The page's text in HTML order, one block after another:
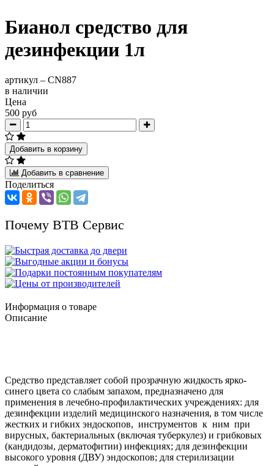
Бианол средство для
дезинфекции 1л
артикул – CN887
в наличии
Цена
500 руб
Добавить в корзину
Добавить в сравнение
Поделиться
Почему ВТВ Сервис
Информация о товаре
Описание
Средство представляет собой прозрачную жидкость ярко-
синего цвета со слабым запахом, предназначено для
применения в лечебно-профилактических учреждениях: для
дезинфекции изделий медицинского назначения, в том числе
жестких и гибких эндоскопов, инструментов к ним при
вирусных, бактериальных (включая туберкулез) и грибковых
(кандидозы, дерматофитии) инфекциях; для дезинфекции
высокого уровня (ДВУ) эндоскопов; для стерилизации